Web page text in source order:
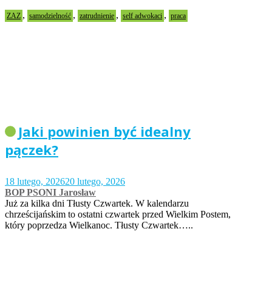
ZAZ , samodzielność , zatrudnienie , self adwokaci , praca
Jaki powinien być idealny
pączek?
18 lutego, 202620 lutego, 2026
BOP PSONI Jarosław
Już za kilka dni Tłusty Czwartek. W kalendarzu
chrześcijańskim to ostatni czwartek przed Wielkim Postem,
który poprzedza Wielkanoc. Tłusty Czwartek…..